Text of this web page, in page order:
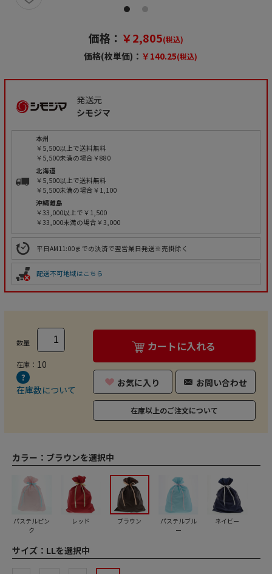
価格： ￥2,805(税込)
価格(枚単価)： ￥140.25(税込)
発送元
シモジマ
本州
￥5,500以上で送料無料
￥5,500未満の場合￥880
北海道
￥5,500以上で送料無料
￥5,500未満の場合￥1,100
沖縄離島
￥33,000以上で￥1,500
￥33,000未満の場合￥3,000
平日AM11:00までの決済で翌営業日発送※売掛除く
配送不可地域はこちら
数量
在庫： 10
在庫数について
カートに入れる
お気に入り お問い合わせ
在庫以上のご注文について
カラー： ブラウンを選択中
パステルピン
ク
レッド ブラウン
パステルブル
ー
ネイビー
サイズ： LLを選択中